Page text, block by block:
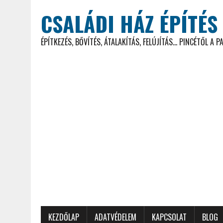
CSALÁDI HÁZ ÉPÍTÉS
ÉPÍTKEZÉS, BŐVÍTÉS, ÁTALAKÍTÁS, FELÚJÍTÁS... PINCÉTŐL A
KEZDŐLAP ADATVÉDELEM KAPCSOLAT BLOG